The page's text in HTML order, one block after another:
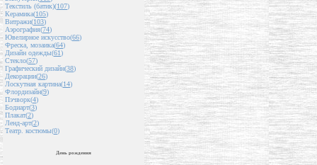
Текстиль (батик)(107)
Керамика(105)
Витражи(103)
Аэрография(74)
Ювелирное искусство(66)
Фреска, мозаика(64)
Дизайн одежды(61)
Стекло(57)
Графический дизайн(38)
Декорации(26)
Лоскутная картина(14)
Флордизайн(9)
Пэчворк(4)
Бодиарт(3)
Плакат(2)
Ленд-арт(2)
Театр. костюмы(0)
День рождения